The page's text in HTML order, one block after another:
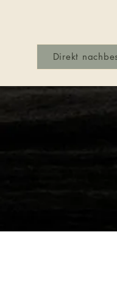
Direkt